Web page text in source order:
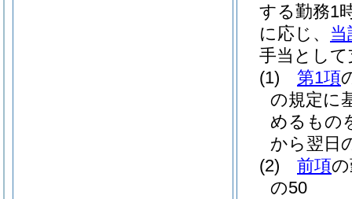
する勤務1
に応じ、
手当とし
(1)
第1項
の規定に
めるもの
から翌日
(2)
前項
の50